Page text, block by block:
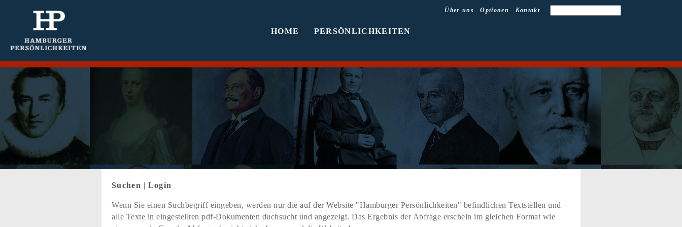
HOME PERSÖNLICHKEITEN
Über uns Optionen Kontakt
Suchen | Login
Wenn Sie einen Suchbegriff eingeben, werden nur die auf der Website "Hamburger Persönlichkeiten" befindlichen Textstellen und
alle Texte in eingestellten pdf-Dokumenten duchsucht und angezeigt. Das Ergebnis der Abfrage erschein im gleichen Format wie